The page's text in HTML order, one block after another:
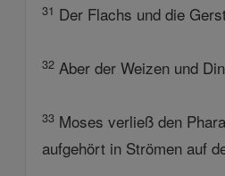
31 Der Flachs und die
32 Aber der Weizen und
33 Moses verließ den
aufgehört in Strömen auf